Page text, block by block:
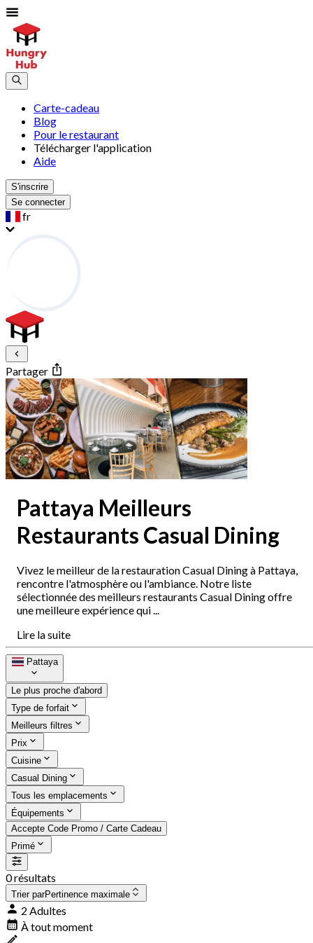
Carte-cadeau
Blog
Pour le restaurant
Télécharger l'application
Aide
S'inscrire
Se connecter
fr
Partager
Pattaya Meilleurs
Restaurants Casual Dining
Vivez le meilleur de la restauration Casual Dining à Pattaya,
rencontre l'atmosphère ou l'ambiance. Notre liste
sélectionnée des meilleurs restaurants Casual Dining offre
une meilleure expérience qui ...
Lire la suite
Pattaya
Le plus proche d'abord
Type de forfait
Meilleurs filtres
Prix
Cuisine
Casual Dining
Tous les emplacements
Équipements
Accepte Code Promo / Carte Cadeau
Primé
0 résultats
Trier parPertinence maximale
2 Adultes
À tout moment